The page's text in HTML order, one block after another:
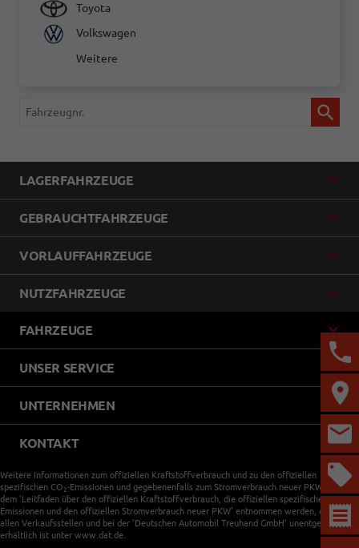
Toyota
Volkswagen
Weitere
Fahrzeugnr.
LAGERFAHRZEUGE
GEBRAUCHTFAHRZEUGE
VORLAUFFAHRZEUGE
NUTZFAHRZEUGE
FAHRZEUGE
UNSER SERVICE
UNTERNEHMEN
KONTAKT
Weitere Informationen zum offiziellen Kraftstoffverbrauch und zu den offiziellen
spezifischen CO 2-Emissionen und gegebenenfalls zum Stromverbrauch neuer PKW können
dem 'Leitfaden über den offiziellen Kraftstoffverbrauch, die offiziellen spezifischen CO
Emissionen und den offiziellen Stromverbrauch neuer PKW' entnommen werden, der an
allen Verkaufsstellen und bei der 'Deutschen Automobil Treuhand GmbH' unentgeltlich
erhältlich ist unter www.dat.de.